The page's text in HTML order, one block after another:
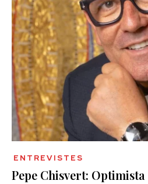
ENTREVISTES
Pepe Chisvert: